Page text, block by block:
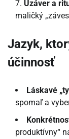
Uzáver a
maličký
Jazyk,
účinnosť
Láskavé
spomaľ a
produktívny“